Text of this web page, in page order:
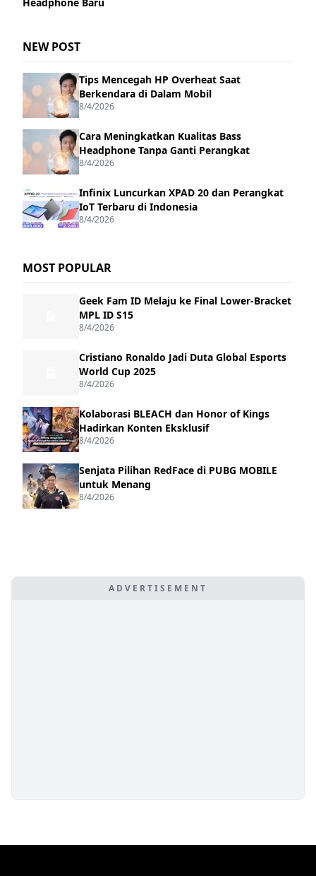
NEW POST
Tips Mencegah HP Overheat Saat
Berkendara di Dalam Mobil
8/4/2026
Cara Meningkatkan Kualitas Bass
Headphone Tanpa Ganti Perangkat
8/4/2026
Infinix Luncurkan XPAD 20 dan Perangkat
IoT Terbaru di Indonesia
8/4/2026
MOST POPULAR
Geek Fam ID Melaju ke Final Lower-Bracket
MPL ID S15
8/4/2026
Cristiano Ronaldo Jadi Duta Global Esports
World Cup 2025
8/4/2026
Kolaborasi BLEACH dan Honor of Kings
Hadirkan Konten Eksklusif
8/4/2026
Senjata Pilihan RedFace di PUBG MOBILE
untuk Menang
8/4/2026
ADVERTISEMENT